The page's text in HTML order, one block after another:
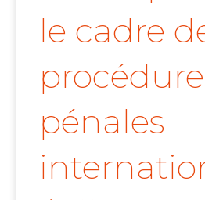
le cadre
pénales